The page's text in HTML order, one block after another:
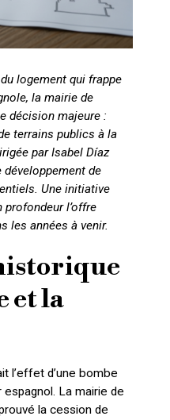
logement qui frappe
la mairie de
décision majeure :
terrains publics à la
par Isabel Díaz
de
Une initiative
l’offre
les années à venir.
et la
l’effet d’une bombe
La mairie de
la cession de